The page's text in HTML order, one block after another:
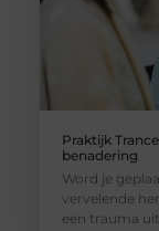
Praktijk
benadering
Word je
vervelende
een trauma